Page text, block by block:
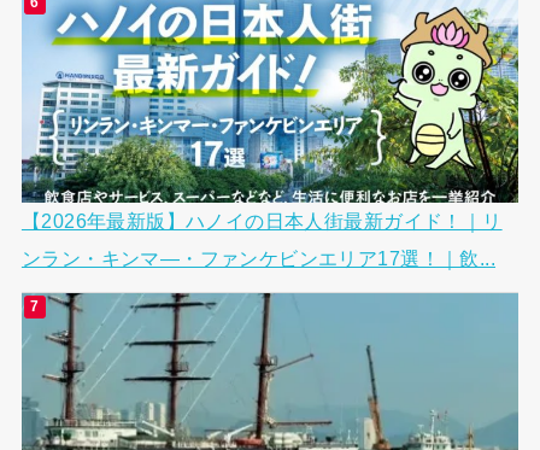
【2026年最新版】ハノイの日本人街最新ガイド！｜リ
ンラン・キンマ―・ファンケビンエリア17選！｜飲...